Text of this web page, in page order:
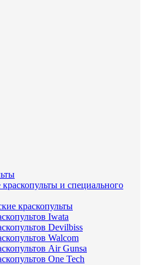
и специального
краскопульты
Iwata
Devilbiss
Walcom
Air Gunsa
One Tech